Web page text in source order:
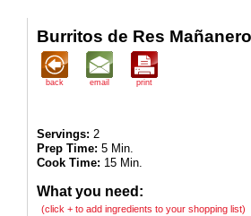
Burritos de Res
back email print
Servings: 2
Prep Time: 5 Min.
Cook Time: 15 Min.
What you need:
(click + to add ingredients to your shopping list)